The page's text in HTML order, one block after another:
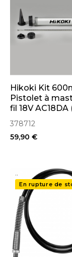
Hikoki Kit
Pistolet à
fil 18V AC18DA
378712
59,90 €
..
En rupture de